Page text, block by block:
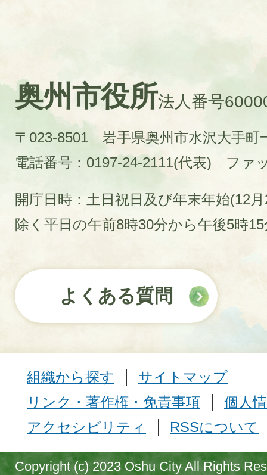
奥州市役所法人番号
〒023-8501 岩手県奥州市水沢大手町
電話番号：0197-24-2111(代表)
ファ
開庁日時：土日祝日及び年末年始(12
除く平日の午前8時30分から午後5時
よくある質問
組織から探す
サイトマップ
リンク・著作権・免責事項
個人
アクセシビリティ
RSSについて
Copyright (c) 2023 Oshu City All Rights